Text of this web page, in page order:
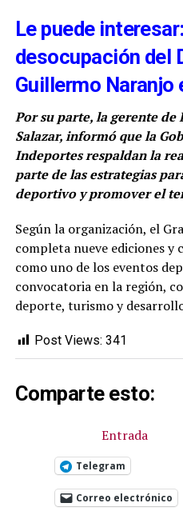
Le puede
desocupación del
Guillermo Naranjo
Por su parte, la gerente
Salazar, informó que la
Indeportes respaldan la
parte de las estrategias
deportivo y promover el
Según la organización, el
completa nueve ediciones y
como uno de los eventos
convocatoria en la región,
deporte, turismo y
Post Views: 341
Comparte esto:
Entrada
Telegram
Correo electrónico